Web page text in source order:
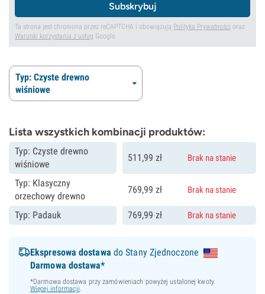
Subskrybuj
Ta strona jest chroniona przez reCAPTCHA i obowiązują Polityka Prywatności oraz
Warunki korzystania z usług Google.
Typ: Czyste drewno
wiśniowe
Lista wszystkich kombinacji produktów:
Typ: Czyste drewno
wiśniowe
511,99 zł Brak na stanie
Typ: Klasyczny
orzechowy drewno
769,99 zł Brak na stanie
Typ: Padauk 769,99 zł Brak na stanie
Ekspresowa dostawa do Stany Zjednoczone
Darmowa dostawa*
*Darmowa dostawa przy zamówieniach powyżej ustalonej kwoty.
Więcej informacji.